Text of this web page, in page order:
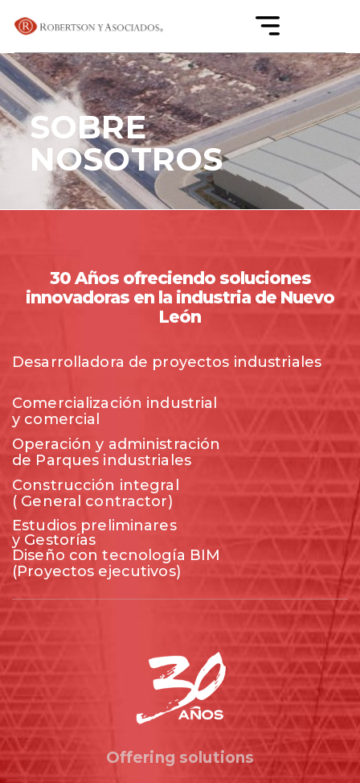
SOBRE
NOSOTROS
30 Años ofreciendo soluciones
innovadoras en la industria de Nuevo
León
Desarrolladora de proyectos industriales
Comercialización industrial
y comercial
Operación y administración
de Parques industriales
Construcción integral
( General contractor)
Estudios preliminares
y Gestorías
Diseño con tecnología BIM
(Proyectos ejecutivos)
Offering solutions